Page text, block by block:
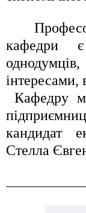
кафедри
інтересами,
Кафедру
кандидат
Стелла